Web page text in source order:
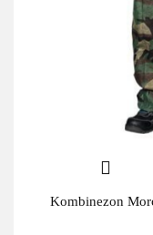
Kombinezon